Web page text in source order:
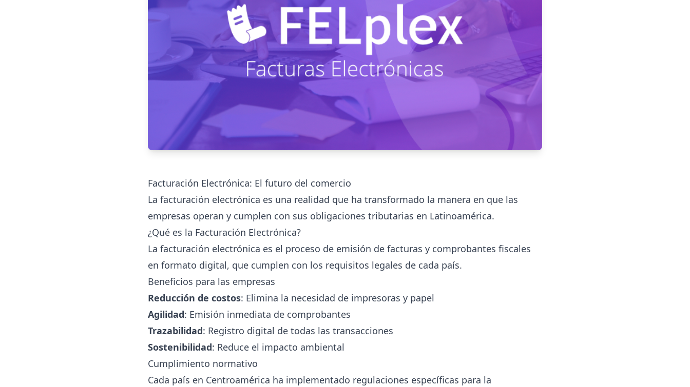
Facturación Electrónica: El futuro del comercio
La facturación electrónica es una realidad que ha transformado la manera en que las
empresas operan y cumplen con sus obligaciones tributarias en Latinoamérica.
¿Qué es la Facturación Electrónica?
La facturación electrónica es el proceso de emisión de facturas y comprobantes fiscales
en formato digital, que cumplen con los requisitos legales de cada país.
Beneficios para las empresas
Reducción de costos: Elimina la necesidad de impresoras y papel
Agilidad: Emisión inmediata de comprobantes
Trazabilidad: Registro digital de todas las transacciones
Sostenibilidad: Reduce el impacto ambiental
Cumplimiento normativo
Cada país en Centroamérica ha implementado regulaciones específicas para la